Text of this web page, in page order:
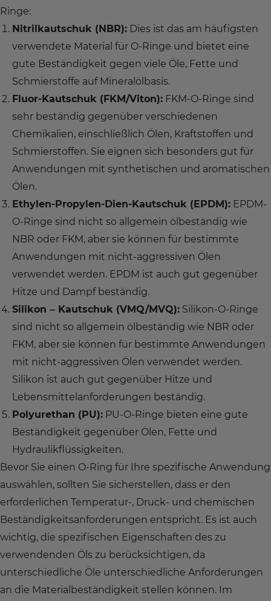
Ringe:
Nitrilkautschuk (NBR): Dies ist das am häufigsten
verwendete Material für O-Ringe und bietet eine
gute Beständigkeit gegen viele Öle, Fette und
Schmierstoffe auf Mineralölbasis.
Fluor-Kautschuk (FKM/Viton): FKM-O-Ringe sind
sehr beständig gegenüber verschiedenen
Chemikalien, einschließlich Ölen, Kraftstoffen und
Schmierstoffen. Sie eignen sich besonders gut für
Anwendungen mit synthetischen und aromatischen
Ölen.
Ethylen-Propylen-Dien-Kautschuk (EPDM): EPDM-
O-Ringe sind nicht so allgemein ölbeständig wie
NBR oder FKM, aber sie können für bestimmte
Anwendungen mit nicht-aggressiven Ölen
verwendet werden. EPDM ist auch gut gegenüber
Hitze und Dampf beständig.
Silikon – Kautschuk (VMQ/MVQ): Silikon-O-Ringe
sind nicht so allgemein ölbeständig wie NBR oder
FKM, aber sie können für bestimmte Anwendungen
mit nicht-aggressiven Ölen verwendet werden.
Silikon ist auch gut gegenüber Hitze und
Lebensmittelanforderungen beständig.
Polyurethan (PU): PU-O-Ringe bieten eine gute
Beständigkeit gegenüber Ölen, Fette und
Hydraulikflüssigkeiten.
Bevor Sie einen O-Ring für Ihre spezifische Anwendung
auswählen, sollten Sie sicherstellen, dass er den
erforderlichen Temperatur-, Druck- und chemischen
Beständigkeitsanforderungen entspricht. Es ist auch
wichtig, die spezifischen Eigenschaften des zu
verwendenden Öls zu berücksichtigen, da
unterschiedliche Öle unterschiedliche Anforderungen
an die Materialbeständigkeit stellen können. Im